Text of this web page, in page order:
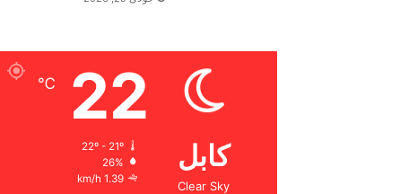
کابل
Clear Sky
22
℃
22º - 21º
26%
1.39 km/h